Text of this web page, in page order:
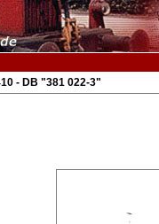
- DB "381 022-3"